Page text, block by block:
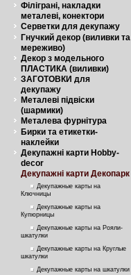
Філіграні, накладки
металеві, конектори
Серветки для декупажу
Гнучкий декор (виливки та
мереживо)
Декор з модельного
ПЛАСТИКА (виливки)
ЗАГОТОВКИ для
декупажу
Металеві підвіски
(шармики)
Металева фурнітура
Бирки та етикетки-
наклейки
Декупажні карти Hobby-
decor
Декупажні карти Декопарк
Декупажные карты на
Ключницы
Декупажные карты на
Купюрницы
Декупажные карты на Рояли-
шкатулки
Декупажные карты на Круглые
шкатулки
Декупажные карты на шкатулки